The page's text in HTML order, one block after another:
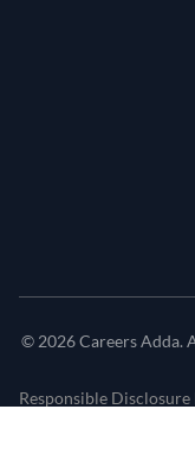
© 2026Careers Adda.
Responsible